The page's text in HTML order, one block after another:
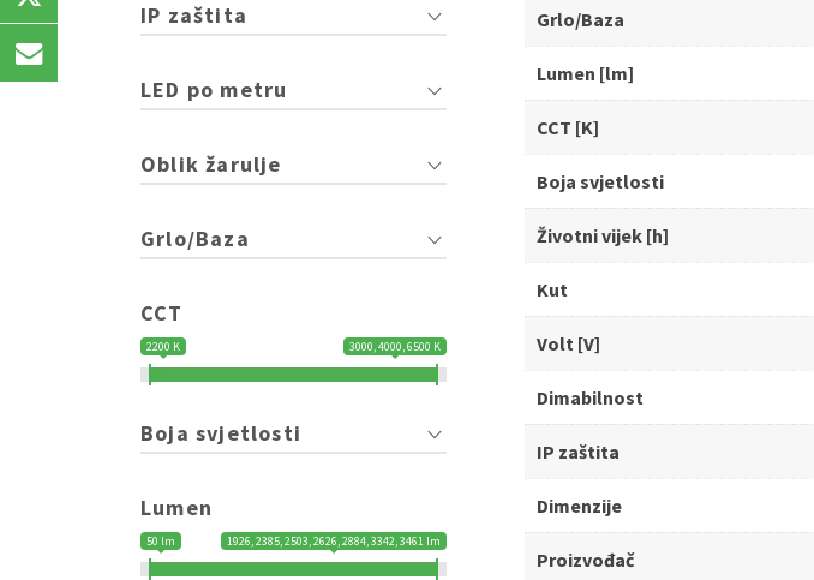
Grlo/Baza
Lumen [lm]
CCT [K]
Boja svjetlosti
Životni vijek [h]
Kut
Volt [V]
Dimabilnost
IP zaštita
Dimenzije
Proizvođač
IP zaštita
LED po metru
Oblik žarulje
Grlo/Baza
CCT
2200 K 3000, 4000, 6500 K
Boja svjetlosti
Lumen
50 lm 1926, 2385, 2503, 2626, 2884, 3342, 3461 lm